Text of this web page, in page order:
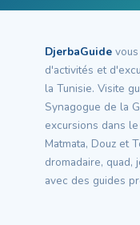
DjerbaGuide
d'activités et
la Tunisie. Visite
Synagogue de la
excursions dans
Matmata, Douz et
dromadaire,
avec des guides